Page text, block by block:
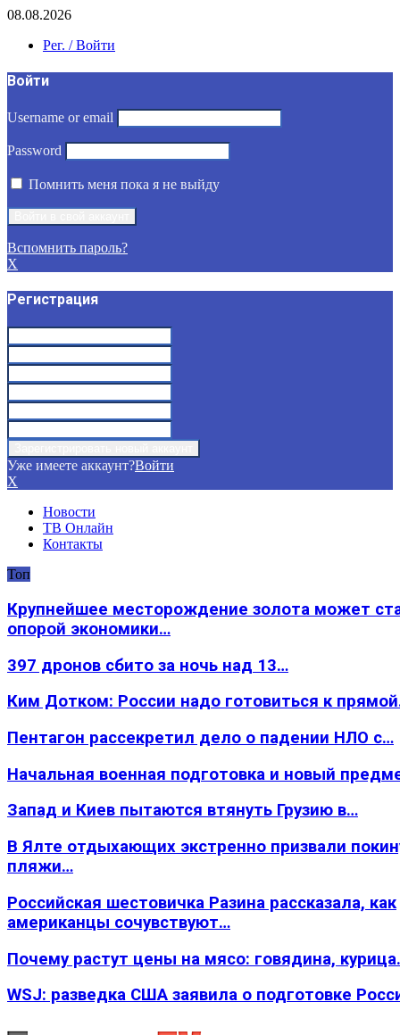
08.08.2026
Рег. / Войти
Войти
Username or email
Password
Помнить меня пока я не выйду
Вспомнить пароль?
X
Регистрация
Уже имеете аккаунт?Войти
X
Новости
ТВ Онлайн
Контакты
Топ
Крупнейшее месторождение золота может
опорой экономики…
397 дронов сбито за ночь над 13…
Ким Дотком: России надо готовиться к
Пентагон рассекретил дело о падении НЛО с…
Начальная военная подготовка и новый
Запад и Киев пытаются втянуть Грузию в…
В Ялте отдыхающих экстренно призвали
пляжи…
Российская шестовичка Разина рассказала, как
американцы сочувствуют…
Почему растут цены на мясо: говядина,
WSJ: разведка США заявила о подготовке